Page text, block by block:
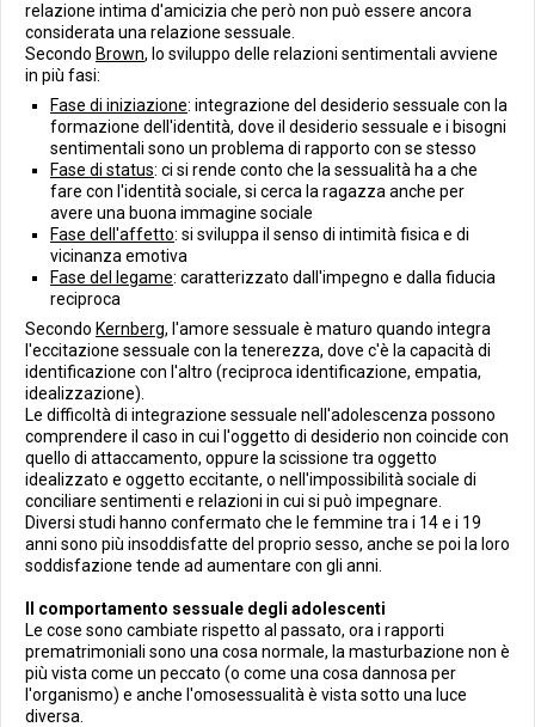
relazione intima d'amicizia che però non può essere ancora
considerata una relazione sessuale.
Secondo Brown, lo sviluppo delle relazioni sentimentali avviene
in più fasi:
Fase di iniziazione: integrazione del desiderio sessuale con la
formazione dell'identità, dove il desiderio sessuale e i bisogni
sentimentali sono un problema di rapporto con se stesso
Fase di status: ci si rende conto che la sessualità ha a che
fare con l'identità sociale, si cerca la ragazza anche per
avere una buona immagine sociale
Fase dell'affetto: si sviluppa il senso di intimità fisica e di
vicinanza emotiva
Fase del legame: caratterizzato dall'impegno e dalla fiducia
reciproca
Secondo Kernberg, l'amore sessuale è maturo quando integra
l'eccitazione sessuale con la tenerezza, dove c'è la capacità di
identificazione con l'altro (reciproca identificazione, empatia,
idealizzazione).
Le difficoltà di integrazione sessuale nell'adolescenza possono
comprendere il caso in cui l'oggetto di desiderio non coincide con
quello di attaccamento, oppure la scissione tra oggetto
idealizzato e oggetto eccitante, o nell'impossibilità sociale di
conciliare sentimenti e relazioni in cui si può impegnare.
Diversi studi hanno confermato che le femmine tra i 14 e i 19
anni sono più insoddisfatte del proprio sesso, anche se poi la loro
soddisfazione tende ad aumentare con gli anni.
Il comportamento sessuale degli adolescenti
Le cose sono cambiate rispetto al passato, ora i rapporti
prematrimoniali sono una cosa normale, la masturbazione non è
più vista come un peccato (o come una cosa dannosa per
l'organismo) e anche l'omosessualità è vista sotto una luce
diversa.